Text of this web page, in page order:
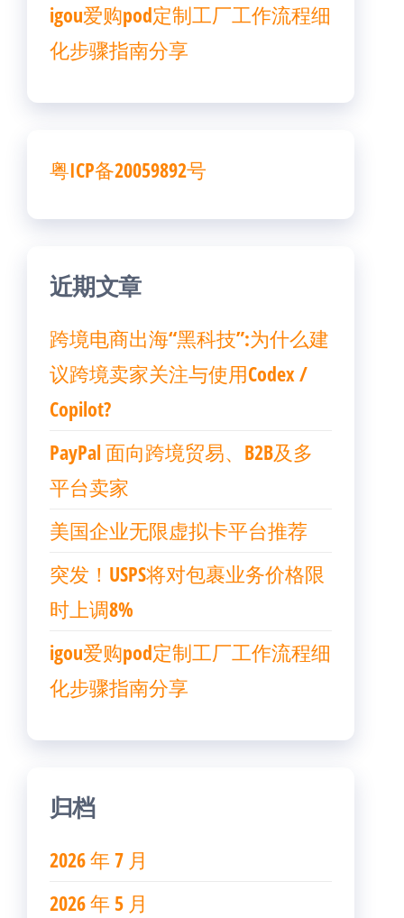
igou爱购pod定制工厂工作流程细
化步骤指南分享
粤ICP备20059892号
近期文章
跨境电商出海“黑科技”:为什么建
议跨境卖家关注与使用Codex /
Copilot?
PayPal 面向跨境贸易、B2B及多
平台卖家
美国企业无限虚拟卡平台推荐
突发！USPS将对包裹业务价格限
时上调8%
igou爱购pod定制工厂工作流程细
化步骤指南分享
归档
2026 年 7 月
2026 年 5 月